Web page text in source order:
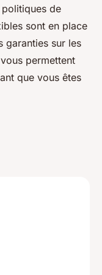
de
sont en place
garanties sur les
permettent
que vous êtes